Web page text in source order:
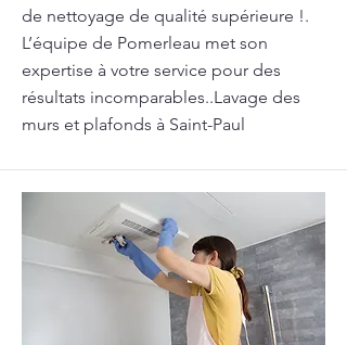
de nettoyage de qualité supérieure !.
L’équipe de Pomerleau met son
expertise à votre service pour des
résultats incomparables..Lavage des
murs et plafonds à Saint-Paul